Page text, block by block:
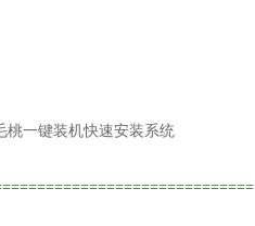
一键装机快速安装系统